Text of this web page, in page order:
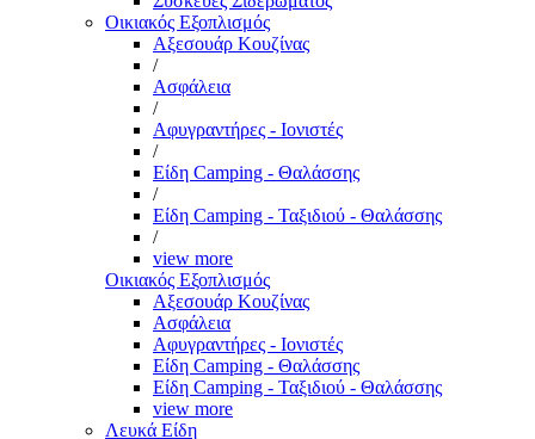
Οικιακός Εξοπλισμός
Αξεσουάρ Κουζίνας
/
Ασφάλεια
/
Αφυγραντήρες - Ιονιστές
/
Είδη Camping - Θαλάσσης
/
Είδη Camping - Ταξιδιού - Θαλάσσης
/
view more
Οικιακός Εξοπλισμός
Αξεσουάρ Κουζίνας
Ασφάλεια
Αφυγραντήρες - Ιονιστές
Είδη Camping - Θαλάσσης
Είδη Camping - Ταξιδιού - Θαλάσσης
view more
Λευκά Είδη